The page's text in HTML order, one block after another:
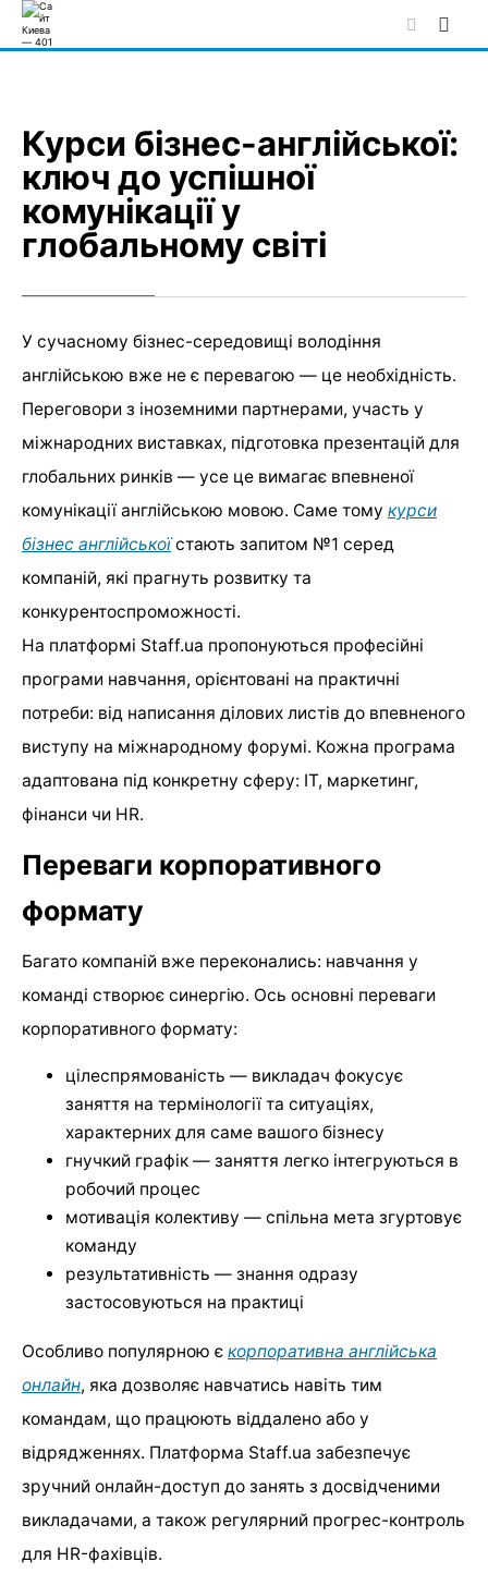
Skip
to
Курси бізнес-англійської:
ключ до успішної
комунікації у
глобальному світі
У сучасному бізнес-середовищі володіння
англійською вже не є перевагою — це необхідність.
Переговори з іноземними партнерами, участь у
міжнародних виставках, підготовка презентацій для
глобальних ринків — усе це вимагає впевненої
комунікації англійською мовою. Саме тому курси
бізнес англійськоїстають запитом №1 серед
компаній, які прагнуть розвитку та
конкурентоспроможності.
На платформі Staff.ua пропонуються професійні
програми навчання, орієнтовані на практичні
потреби: від написання ділових листів до впевненого
виступу на міжнародному форумі. Кожна програма
адаптована під конкретну сферу: IT, маркетинг,
фінанси чи HR.
Переваги корпоративного
формату
Багато компаній вже переконались: навчання у
команді створює синергію. Ось основні переваги
корпоративного формату:
цілеспрямованість — викладач фокусує
заняття на термінології та ситуаціях,
характерних для саме вашого бізнесу
гнучкий графік — заняття легко інтегруються в
робочий процес
мотивація колективу — спільна мета згуртовує
команду
результативність — знання одразу
застосовуються на практиці
Особливо популярною є корпоративна англійська
онлайн, яка дозволяє навчатись навіть тим
командам, що працюють віддалено або у
відрядженнях. Платформа Staff.ua забезпечує
зручний онлайн-доступ до занять з досвідченими
викладачами, а також регулярний прогрес-контроль
для HR-фахівців.